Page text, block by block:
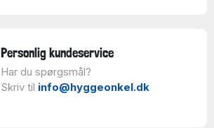
Personlig kundeservice
Har du spørgsmål?
Skriv til info@hyggeonkel.dk